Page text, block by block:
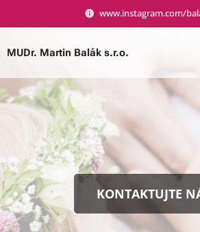
www.instagram.com/
MUDr. Martin Balák s.r.o.
KONTAKTUJTE